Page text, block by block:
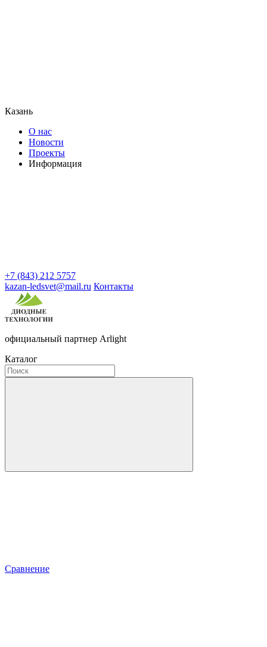
Казань
О нас
Новости
Проекты
Информация
+7 (843) 212 5757
kazan-ledsvet@mail.ru Контакты
официальный партнер Arlight
Каталог
Сравнение